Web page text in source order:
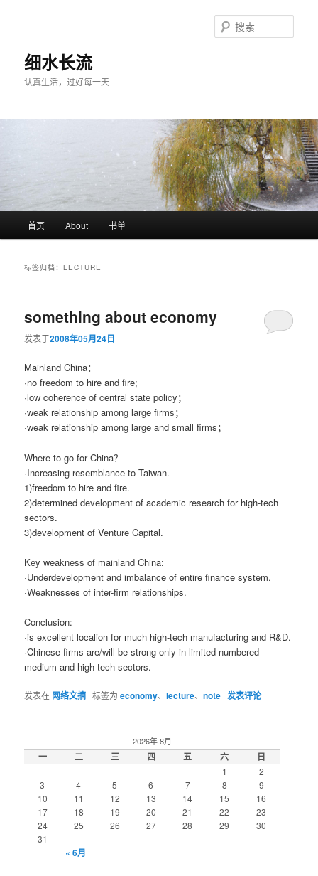
细水长流
认真生活，过好每一天
索
首页 About 书单
标签归档：LECTURE
something about economy
发表于2008年05月24日
Mainland China：
·no freedom to hire and fire;
·low coherence of central state policy；
·weak relationship among large firms；
·weak relationship among large and small firms；
Where to go for China？
·Increasing resemblance to Taiwan.
1)freedom to hire and fire.
2)determined development of academic research for high-tech
sectors.
3)development of Venture Capital.
Key weakness of mainland China:
·Underdevelopment and imbalance of entire finance system.
·Weaknesses of inter-firm relationships.
Conclusion:
·is excellent localion for much high-tech manufacturing and R&D.
·Chinese firms are/will be strong only in limited numbered
medium and high-tech sectors.
发表在 网络文摘 |标签为 economy、lecture、note |发表评论
2026年 8月
一 二 三 四 五 六 日
1
2
3
4 5 6 7 8
9
10
11 12 13 14 15
16
17
18 19 20 21 22
23
24
25 26 27 28 29
30
31
« 6月